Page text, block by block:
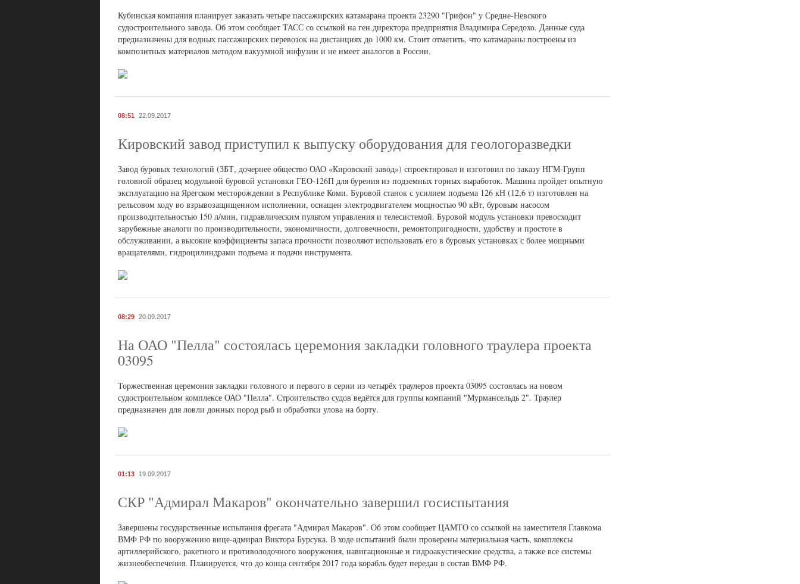
Кубинская компания планирует заказать четыре пассажирских катамарана проекта 23290 "Грифон" у Средне-Невского
судостроительного завода. Об этом сообщает ТАСС со ссылкой на ген.директора предприятия Владимира Середохо. Данные суда
предназначены для водных пассажирских перевозок на дистанциях до 1000 км. Стоит отметить, что катамараны построены из
композитных материалов методом вакуумной инфузии и не имеет аналогов в России.
08:51 22.09.2017
Кировский завод приступил к выпуску оборудования для геологоразведки
Завод буровых технологий (ЗБТ, дочернее общество ОАО «Кировский завод») спроектировал и изготовил по заказу НГМ-Групп
головной образец модульной буровой установки ГЕО-126П для бурения из подземных горных выработок. Машина пройдет опытную
эксплуатацию на Ярегском месторождении в Республике Коми. Буровой станок с усилием подъема 126 кН (12,6 т) изготовлен на
рельсовом ходу во взрывозащищенном исполнении, оснащен электродвигателем мощностью 90 кВт, буровым насосом
производительностью 150 л/мин, гидравлическим пультом управления и телесистемой. Буровой модуль установки превосходит
зарубежные аналоги по производительности, экономичности, долговечности, ремонтопригодности, удобству и простоте в
обслуживании, а высокие коэффициенты запаса прочности позволяют использовать его в буровых установках с более мощными
вращателями, гидроцилиндрами подъема и подачи инструмента.
08:29 20.09.2017
На ОАО "Пелла" состоялась церемония закладки головного траулера проекта
03095
Торжественная церемония закладки головного и первого в серии из четырёх траулеров проекта 03095 состоялась на новом
судостроительном комплексе ОАО "Пелла". Строительство судов ведётся для группы компаний "Мурмансельдь 2". Траулер
предназначен для ловли донных пород рыб и обработки улова на борту.
01:13 19.09.2017
СКР "Адмирал Макаров" окончательно завершил госиспытания
Завершены государственные испытания фрегата "Адмирал Макаров". Об этом сообщает ЦАМТО со ссылкой на заместителя Главкома
ВМФ РФ по вооружению вице-адмирал Виктора Бурсука. В ходе испытаний были проверены материальная часть, комплексы
артиллерийского, ракетного и противолодочного вооружения, навигационные и гидроакустические средства, а также все системы
жизнеобеспечения. Планируется, что до конца сентября 2017 года корабль будет передан в состав ВМФ РФ.